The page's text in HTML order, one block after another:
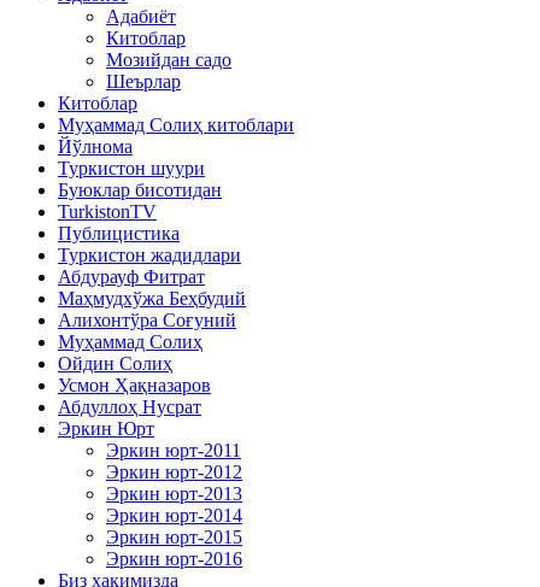
Адабиёт
Китоблар
Мозийдан садо
Шеърлар
Китоблар
Муҳаммад Солиҳ китоблари
Йўлнома
Туркистон шуури
Буюклар бисотидан
TurkistonTV
Публицистика
Туркистон жадидлари
Абдурауф Фитрат
Маҳмудхўжа Беҳбудий
Алихонтўра Соғуний
Муҳаммад Солиҳ
Ойдин Солиҳ
Усмон Ҳақназаров
Абдуллоҳ Нусрат
Эркин Юрт
Эркин юрт-2011
Эркин юрт-2012
Эркин юрт-2013
Эркин юрт-2014
Эркин юрт-2015
Эркин юрт-2016
Биз ҳақимизда